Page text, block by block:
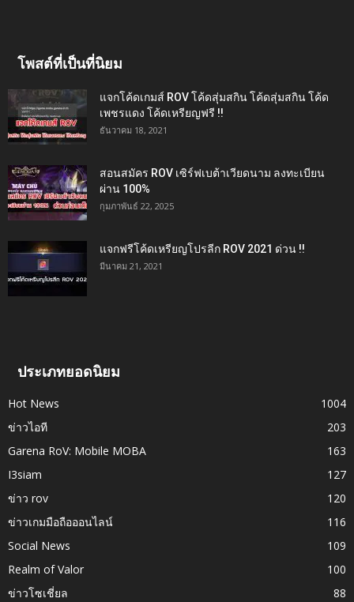
โพสต์ที่เป็นที่นิยม
แจกโค้ดเกมส์ ROV โค้ดสุ่มสกิน โค้ดสุ่มสกิน โค้ด
เพชรแดง โค้ดเหรียญฟรี !!
ธันวาคม 18, 2021
สอนสมัคร ROV เซิร์ฟเบต้าเวียดนาม ลงทะเบียน
ผ่าน 100%
กุมภาพันธ์ 22, 2025
แจกฟรีโค้ดเหรียญโปรลีก ROV 2021 ด่วน !!
มีนาคม 21, 2021
ประเภทยอดนิยม
Hot News
1004
ข่าวไอที
203
Garena RoV: Mobile MOBA
163
I3siam
127
ข่าว rov
120
ข่าวเกมมือถือออนไลน์
116
Social News
109
Realm of Valor
100
ข่าวโซเชี่ยล
88